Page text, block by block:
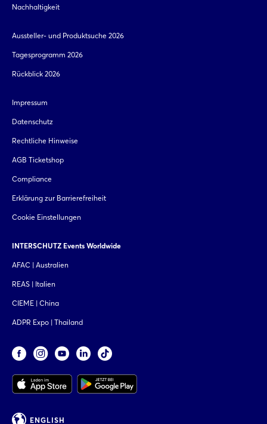
Nachhaltigkeit
Aussteller- und Produktsuche 2026
Tagesprogramm 2026
Rückblick 2026
Impressum
Datenschutz
Rechtliche Hinweise
AGB Ticketshop
Compliance
Erklärung zur Barrierefreiheit
Cookie Einstellungen
INTERSCHUTZ Events Worldwide
AFAC | Australien
REAS | Italien
CIEME | China
ADPR Expo | Thailand
ENGLISH